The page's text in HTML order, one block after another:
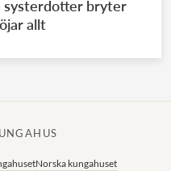
systerdotter bryter
allt
Norska kungahuset